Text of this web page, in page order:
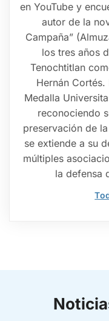
en YouTube y
autor de la
Campaña”
los tres años
Tenochtitlan
Hernán
Medalla
reconociendo
preservación de
se extiende a su
múltiples
la defensa